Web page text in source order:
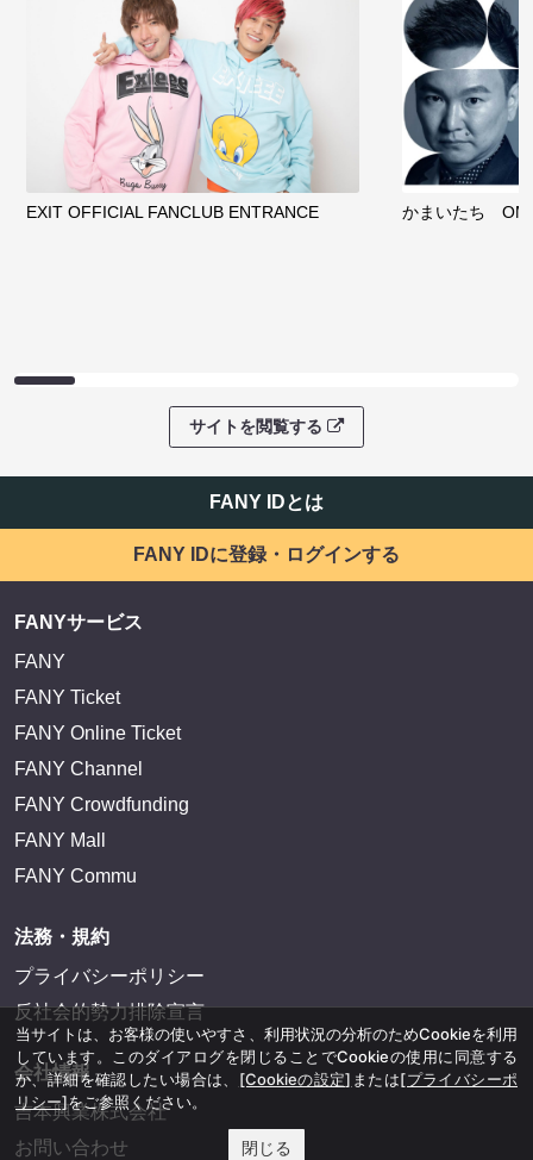
EXIT OFFICIAL FANCLUB ENTRANCE かまいたち
サイトを閲覧する
FANY IDとは
FANY IDに登録・ログインする
FANYサービス
FANY
FANY Ticket
FANY Online Ticket
FANY Channel
FANY Crowdfunding
FANY Mall
FANY Commu
法務・規約
プライバシーポリシー
反社会的勢力排除宣言
会社情報
吉本興業株式会社
お問い合わせ
当サイトは、お客様の使いやすさ、利用状況の分析のためCookieを利用
しています。このダイアログを閉じることでCookieの使用に同意する
か、詳細を確認したい場合は、 [Cookieの設定] または[プライバシーポ
リシー]をご参照ください。
閉じる